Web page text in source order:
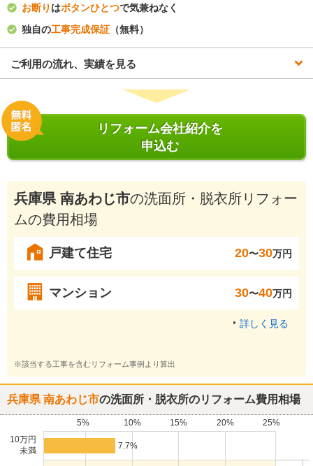
お断り はボタンひとつで気兼ねなく
独自の工事完成保証 （無料）
ご利用の流れ、実績を見る
リフォーム会社紹介を
申込む
兵庫県 南あわじ市の洗面所・脱衣所リフォー
ムの費用相場
戸建て住宅 20〜30万円
マンション 30〜40万円
詳しく見る
※該当する工事を含むリフォーム事例より算出
兵庫県 南あわじ市の洗面所・脱衣所のリフォーム費用相場
5% 10% 15% 20%
25%
10万円
未満
7.7%